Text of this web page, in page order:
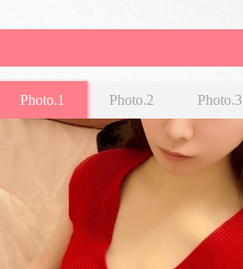
Photo.1 Photo.2 Photo.3